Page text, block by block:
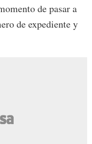
de pasar a
de expediente y